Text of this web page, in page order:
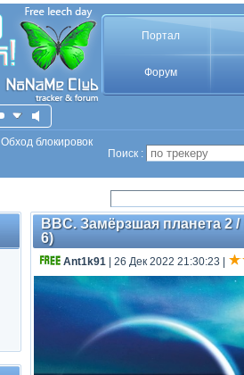
Портал
Форум
Обход блокировок
Поиск :
BBC. Замёрзшая планета 2
6)
Ant1k91 | 26 Дек 2022 21:30:23